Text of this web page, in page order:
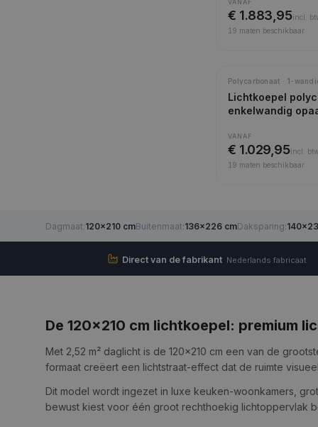
VANAF
€ 1.883,95incl.
19 maten beschikbaar
Polycarbonaat · 1-
Lichtkoepel
enkelwandig
VANAF
€ 1.029,95incl.
19 maten beschikbaar
Dagmaat:120×210 cmBuitenmaat:136×226 cmDaksparing:
Direct van de fabrikant Nederlands fabricaat
De 120×210 cm lichtkoepel: premium
Met 2,52 m² daglicht is de 120×210 cm een van de
formaat creëert een lichtstraat-effect dat de ruimte
Dit model wordt ingezet in luxe keuken-woonkamers,
bewust kiest voor één groot rechthoekig lichtoppervlak